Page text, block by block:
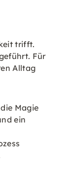
trifft.
Für
Alltag
Magie
ein